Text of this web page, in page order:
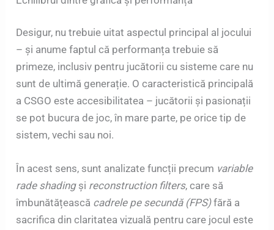
Desigur, nu trebuie uitat aspectul principal al jocului
– și anume faptul că performanța trebuie să
primeze, inclusiv pentru jucătorii cu sisteme care nu
sunt de ultimă generație. O caracteristică principală
a CSGO este accesibilitatea – jucătorii și pasionații
se pot bucura de joc, în mare parte, pe orice tip de
sistem, vechi sau noi.
În acest sens, sunt analizate funcții precum variable
rade shading și reconstruction filters, care să
îmbunătățească cadrele pe secundă (FPS)fără a
sacrifica din claritatea vizuală pentru care jocul este